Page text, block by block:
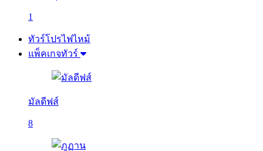
1
ทัวร์โปรไฟไหม้
แพ็คเกจทัวร์
มัลดีฟส์
8